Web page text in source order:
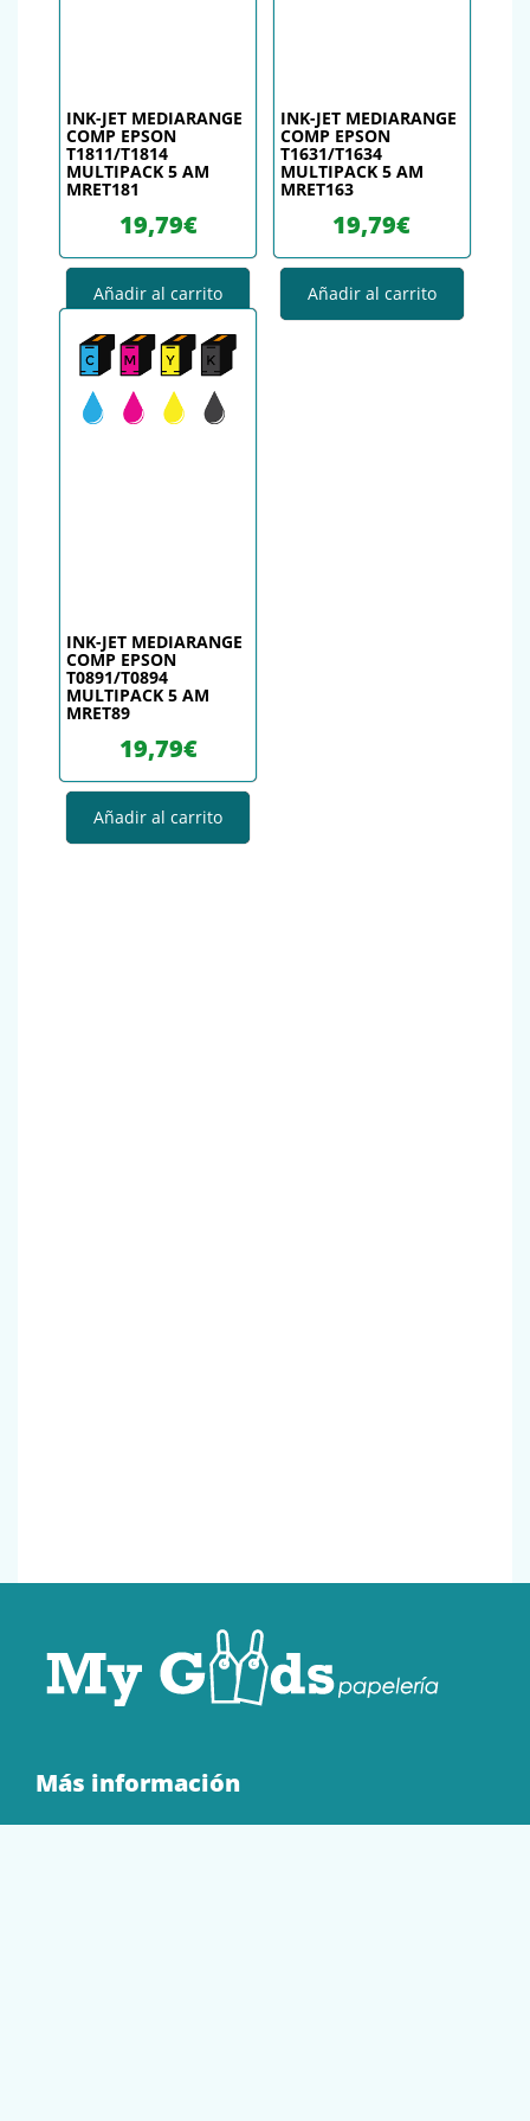
INK-JET MEDIARANGE
COMP EPSON
T1811/T1814
MULTIPACK 5 AM
MRET181
19,79€
Añadir al carrito
INK-JET MEDIARANGE
COMP EPSON
T1631/T1634
MULTIPACK 5 AM
MRET163
19,79€
Añadir al carrito
INK-JET MEDIARANGE
COMP EPSON
T0891/T0894
MULTIPACK 5 AM
MRET89
19,79€
Añadir al carrito
Más información